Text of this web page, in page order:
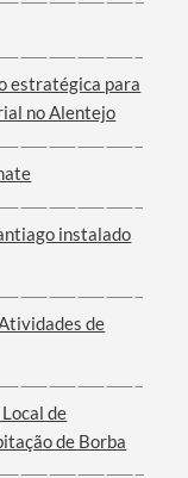
estratégica para
no Alentejo
instalado
de
de
de Borba